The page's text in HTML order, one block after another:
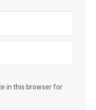
in this browser for